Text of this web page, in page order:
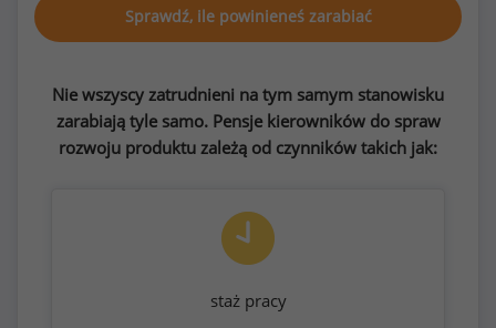
Sprawdź, ile powinieneś zarabiać
Nie wszyscy zatrudnieni na tym samym stanowisku
zarabiają tyle samo. Pensje kierowników do spraw
rozwoju produktu zależą od czynników takich jak:
staż pracy